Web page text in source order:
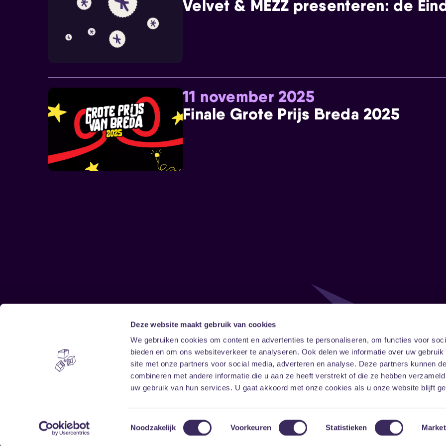
Deze website maakt gebruik van cookies
We gebruiken cookies om content en advertenties te personaliseren, om functies voor
bieden en om ons websiteverkeer te analyseren. Ook delen we informatie over uw gebruik
site met onze partners voor social media, adverteren en analyse. Deze partners kunnen
combineren met andere informatie die u aan ze heeft verstrekt of die ze hebben
uw gebruik van hun services. U gaat akkoord met onze cookies als u onze website blijft
Toestemmingsselectie
Noodzakelijk Voorkeuren Statistieken
Velvet & MEZZ presenteren: de
11 november 2025
Finale Grote Prijs Breda 2025
Home
Vrijwilligers
Disclaimer
Toegankelijkheid
Privacy & cookies
Follow
FacebookInstagramLinkedIn
Onze